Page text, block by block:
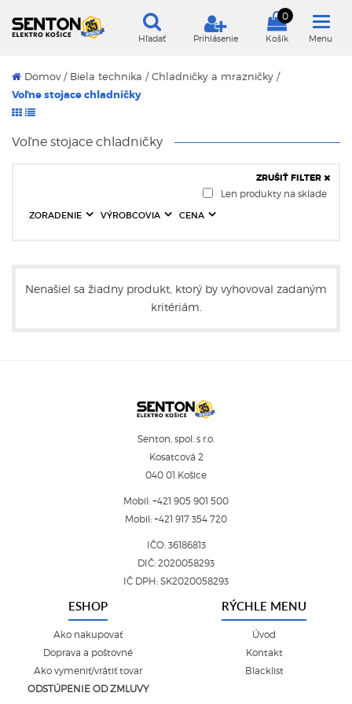
Hľadať Prihlásenie
0
Košík Menu
Domov/ Biela technika / Chladničky a mrazničky /
Voľne stojace chladničky
Voľne stojace chladničky
Len produkty na sklade
ZORADENIE VÝROBCOVIA CENA
ZRUŠIŤ FILTER
Nenašiel sa žiadny produkt, ktorý by vyhovoval zadaným
kritériám.
Senton, spol. s r.o.
Kosatcová 2
040 01 Košice
Mobil: +421 905 901 500
Mobil: +421 917 354 720
IČO: 36186813
DIČ: 2020058293
IČ DPH: SK2020058293
ESHOP
Ako nakupovať
Doprava a poštovné
Ako vymeniť/vrátiť tovar
ODSTÚPENIE OD ZMLUVY
RÝCHLE MENU
Úvod
Kontakt
Blacklist